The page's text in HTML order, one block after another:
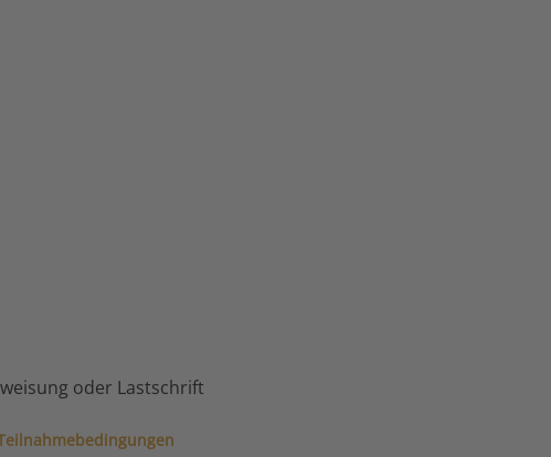
oder Lastschrift